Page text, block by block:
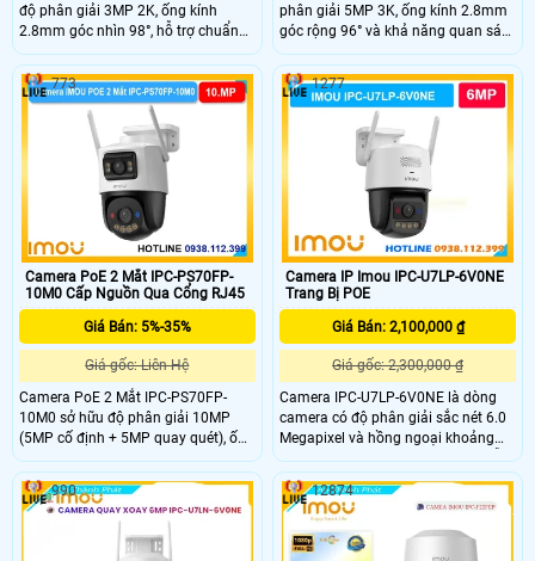
độ phân giải 3MP 2K, ống kính
2.8mm góc nhìn 98°, hỗ trợ chuẩn
nén H.265 và tầm nhìn ban đêm
30m với LED + hồng ngoại. Tích hợp
mic – loa đàm thoại 2 chiều, hỗ trợ
thẻ nhớ 512GB, kết nối PoE và đạt
chuẩn chống nước IP67.
phân giải 5MP 3K, ống kính 2.8mm
góc rộng 96° và khả năng quan sát
đêm 30m với hồng ngoại + LED giúp
theo dõi rõ cả ngày lẫn đêm. IPC-
PS3EP-5M0 cũng tích hợp mic, loa
hỗ trợ đàm thoại 2 chiều, phát hiện
người – phương tiện và lưu trữ thẻ
MicroSD đến 512GB.
Camera PoE 2 Mắt IPC-PS70FP-
10M0 Cấp Nguồn Qua Cổng RJ45
Giá Bán: 5%-35%
Giá gốc: Liên Hệ
Camera PoE 2 Mắt IPC-PS70FP-
10M0 sở hữu độ phân giải 10MP
(5MP cố định + 5MP quay quét), ống
kính 3.6mm góc nhìn 76°. Tầm nhìn
ban đêm 30m với LED + hồng ngoại,
mic – loa tích hợp, AI phát hiện
người, phương tiện, xâm nhập và
Smart Tracking. Hỗ trợ thẻ MicroSD
773
Camera IP Imou IPC-U7LP-6V0NE
Trang Bị POE
Giá Bán: 2,100,000 ₫
Giá gốc: 2,300,000 ₫
Camera IPC-U7LP-6V0NE là dòng
camera có độ phân giải sắc nét 6.0
Megapixel và hồng ngoại khoảng
cách thu hình 30m led trợ sáng hỗ
trợ tầm nhìn ban đêm sáng như ban
ngày,trang bị cổng LAN RJ45, chip
xử lý CMOS, khe thẻ nhớ 512GB
Công nghệ thông minh phát hiện
1277
990 12874